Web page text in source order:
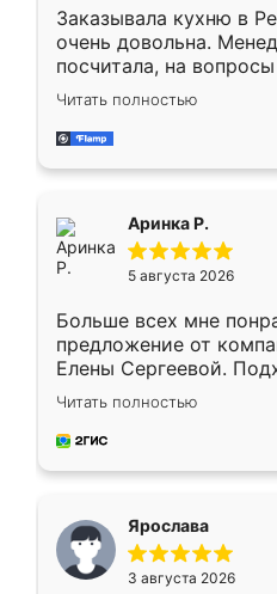
Заказывала кухню в
очень довольна.
посчитала, на
Замерщик приехал в
делу со всей
за день, ребята
Читать полностью
Аринка Р.
5 августа 2026
Больше всех мне
предложение от
Елены Сергеевой.
короткие сроки
для замера сотрудник
предложил по моему
Читать полностью
Ярослава
3 августа 2026